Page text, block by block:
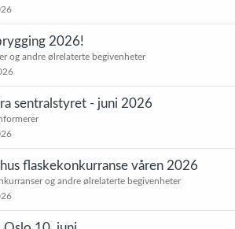
2026!
og andre ølrelaterte begivenheter
sentralstyret - juni 2026
flaskekonkurranse våren 2026
og andre ølrelaterte begivenheter